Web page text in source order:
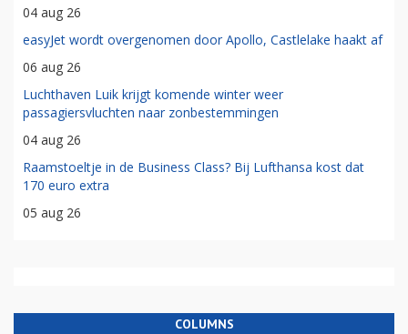
04 aug 26
easyJet wordt overgenomen door Apollo, Castlelake haakt af
06 aug 26
Luchthaven Luik krijgt komende winter weer
passagiersvluchten naar zonbestemmingen
04 aug 26
Raamstoeltje in de Business Class? Bij Lufthansa kost dat
170 euro extra
05 aug 26
COLUMNS